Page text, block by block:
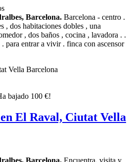
Barcelona. Barcelona - centro .
, dos habitaciones dobles , una
, dos baños , cocina , lavadora . .
para entrar a vivir . finca con ascensor
bajado 100 €!
El Raval, Ciutat Vella
Barcelona. Encuentra, visita y